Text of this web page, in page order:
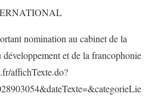
nomination au cabinet de la
développement et de la francophonie
affichTexte.do?